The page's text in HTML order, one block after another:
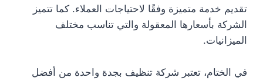
تقديم خدمة متميزة وفقًا لاحتياجات العملاء. كما تتميز
الشركة بأسعارها المعقولة والتي تناسب مختلف
الميزانيات.
في الختام، تعتبر شركة تنظيف بجدة واحدة من أفضل